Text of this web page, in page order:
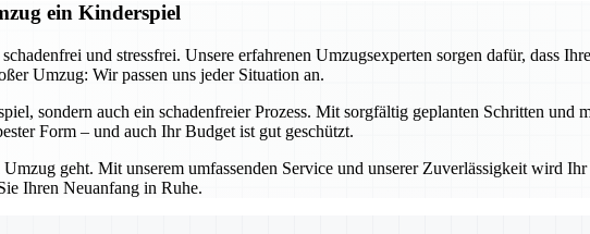
ein Kinderspiel
und stressfrei. Unsere erfahrenen Umzugsexperten sorgen dafür, dass
Umzug: Wir passen uns jeder Situation an.
sondern auch ein schadenfreier Prozess. Mit sorgfältig geplanten Schritten
Form – und auch Ihr Budget ist gut geschützt.
geht. Mit unserem umfassenden Service und unserer Zuverlässigkeit wird
Ihren Neuanfang in Ruhe.